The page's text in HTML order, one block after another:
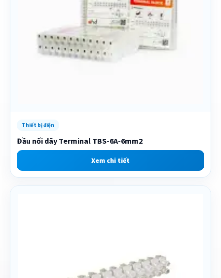
Thiết bị điện
Đầu nối dây Terminal TBS-6A-6mm2
Xem chi tiết